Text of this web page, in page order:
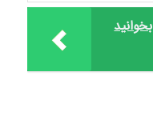
بخوانید